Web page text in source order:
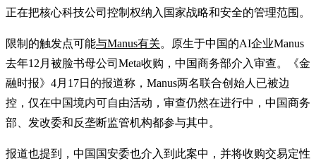
正在把核心科技公司控制权纳入国家战略和安全的管理范围。
限制的触发点可能与Manus有关。原生于中国的AI企业Manus
去年12月被脸书母公司Meta收购，中国商务部介入审查。《金
融时报》4月17日的报道称，Manus两名联合创始人已被边
控，仅在中国境内可自由活动，审查仍然在进行中，中国商务
部、发改委和反垄断监管机构都参与其中。
报道也提到，中国国安委也介入到此案中，并将收购交易定性